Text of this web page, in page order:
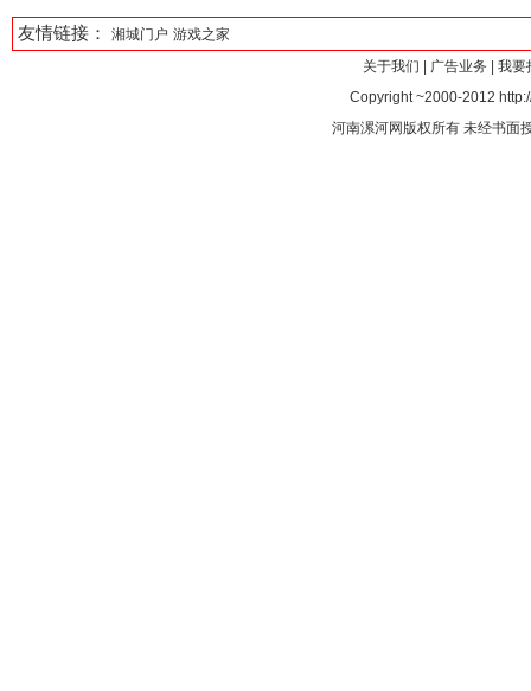
友情链接： 湘城门户 游戏之家
关于我们
广告业务
我要
Copyright ~2000-2012
河南漯河网版权所有 未经书面